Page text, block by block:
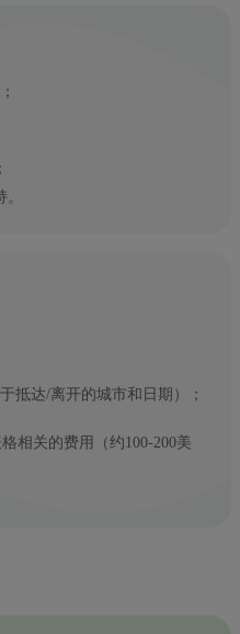
抵达/离开的城市和日期）；
相关的费用（约100-200美